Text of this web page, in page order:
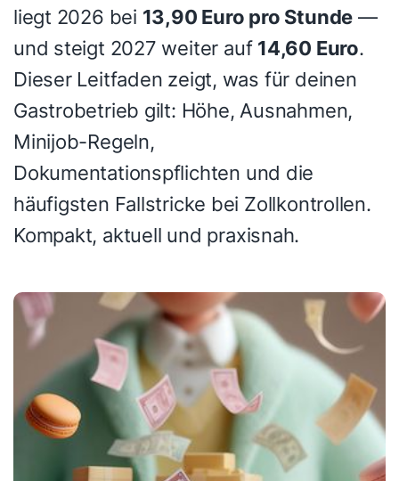
liegt 2026 bei 13,90 Euro pro Stunde—
und steigt 2027 weiter auf14,60 Euro.
Dieser Leitfaden zeigt, was für deinen
Gastrobetrieb gilt: Höhe, Ausnahmen,
Minijob-Regeln,
Dokumentationspflichten und die
häufigsten Fallstricke bei Zollkontrollen.
Kompakt, aktuell und praxisnah.